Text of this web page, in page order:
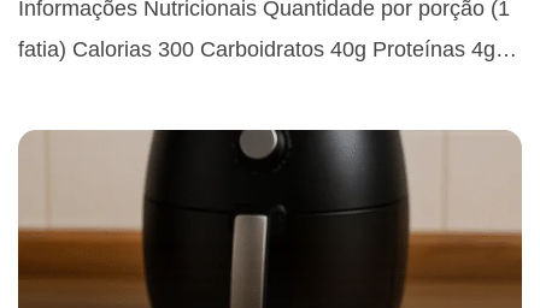
Informações Nutricionais Quantidade por porção (1
fatia) Calorias 300 Carboidratos 40g Proteínas 4g…